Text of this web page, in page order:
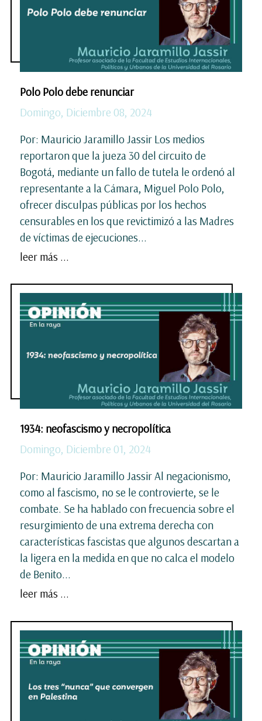
Polo Polo debe renunciar
Domingo, Diciembre 08, 2024
Por: Mauricio Jaramillo Jassir Los medios
reportaron que la jueza 30 del circuito de
Bogotá, mediante un fallo de tutela le ordenó al
representante a la Cámara, Miguel Polo Polo,
ofrecer disculpas públicas por los hechos
censurables en los que revictimizó a las Madres
de víctimas de ejecuciones...
leer más ...
1934: neofascismo y necropolítica
Domingo, Diciembre 01, 2024
Por: Mauricio Jaramillo Jassir Al negacionismo,
como al fascismo, no se le controvierte, se le
combate. Se ha hablado con frecuencia sobre el
resurgimiento de una extrema derecha con
características fascistas que algunos descartan a
la ligera en la medida en que no calca el modelo
de Benito...
leer más ...